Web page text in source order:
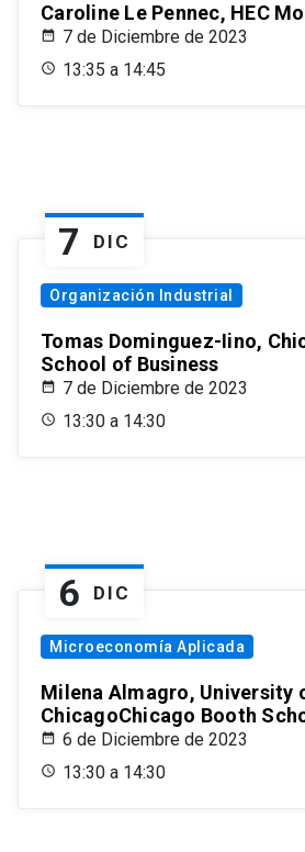
Caroline Le Pennec, HEC
7 de Diciembre de 2023
13:35 a 14:45
7 DIC
Organización Industrial
Tomas Dominguez-Iino,
School of Business
7 de Diciembre de 2023
13:30 a 14:30
6 DIC
Microeconomía Aplicada
Milena Almagro, University
ChicagoChicago Booth
6 de Diciembre de 2023
13:30 a 14:30